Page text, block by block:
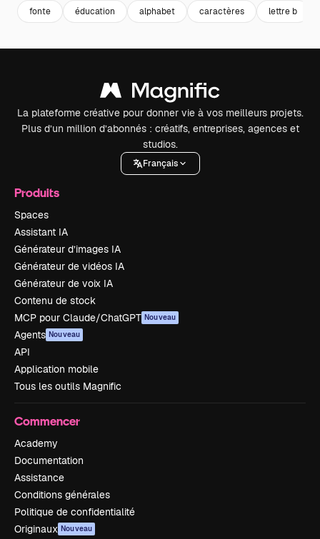
fonte éducation alphabet caractères lettre b
La plateforme créative pour donner vie à vos meilleurs projets.
Plus d’un million d’abonnés : créatifs, entreprises, agences et
studios.
Français
Produits
Spaces
Assistant IA
Générateur d’images IA
Générateur de vidéos IA
Générateur de voix IA
Contenu de stock
MCP pour Claude/ChatGPT Nouveau
Agents Nouveau
API
Application mobile
Tous les outils Magnific
Commencer
Academy
Documentation
Assistance
Conditions générales
Politique de confidentialité
Originaux Nouveau